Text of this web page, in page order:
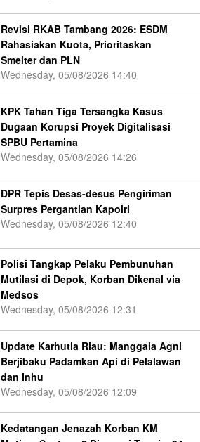
Revisi RKAB Tambang 2026: ESDM
Rahasiakan Kuota, Prioritaskan
Smelter dan PLN
Wednesday, 05/08/2026 14:40
KPK Tahan Tiga Tersangka Kasus
Dugaan Korupsi Proyek Digitalisasi
SPBU Pertamina
Wednesday, 05/08/2026 14:26
DPR Tepis Desas-desus Pengiriman
Surpres Pergantian Kapolri
Wednesday, 05/08/2026 12:40
Polisi Tangkap Pelaku Pembunuhan
Mutilasi di Depok, Korban Dikenal via
Medsos
Wednesday, 05/08/2026 12:31
Update Karhutla Riau: Manggala Agni
Berjibaku Padamkan Api di Pelalawan
dan Inhu
Wednesday, 05/08/2026 12:09
Kedatangan Jenazah Korban KM